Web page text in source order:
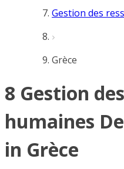
Gestion des
Grèce
8 Gestion
humaines
in Grèce